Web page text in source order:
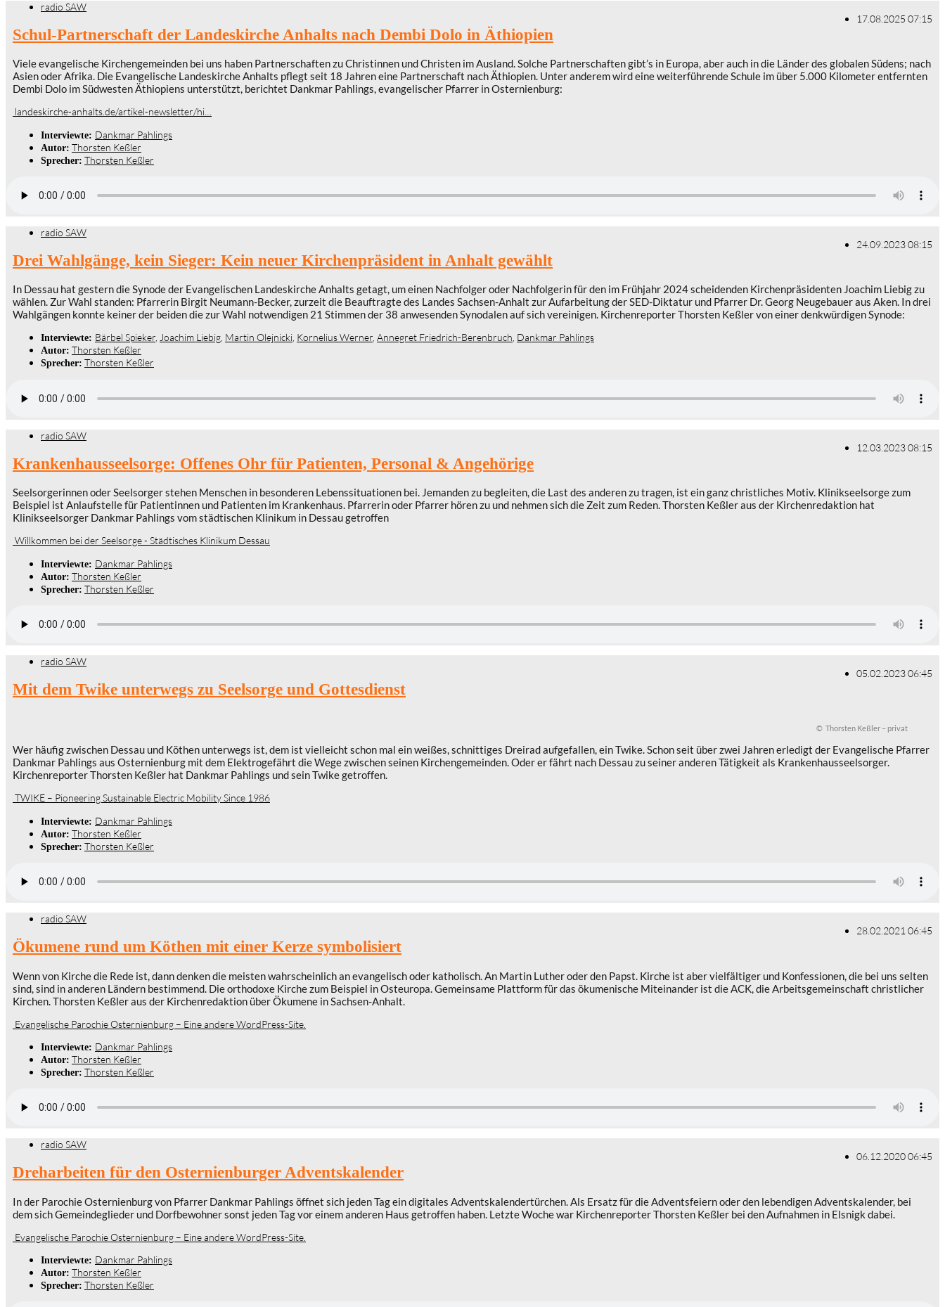
radio SAW
17.08.2025 07:15
Schul-Partnerschaft der Landeskirche Anhalts nach Dembi Dolo in Äthiopien
Viele evangelische Kirchengemeinden bei uns haben Partnerschaften zu Christinnen und Christen im Ausland. Solche Partnerschaften gibt’s in Europa, aber auch in die Länder des globalen Südens; nach
Asien oder Afrika. Die Evangelische Landeskirche Anhalts pflegt seit 18 Jahren eine Partnerschaft nach Äthiopien. Unter anderem wird eine weiterführende Schule im über 5.000 Kilometer entfernten
Dembi Dolo im Südwesten Äthiopiens unterstützt, berichtet Dankmar Pahlings, evangelischer Pfarrer in Osternienburg:
landeskirche-anhalts.de/artikel-newsletter/hi…
Interviewte: Dankmar Pahlings
Autor: Thorsten Keßler
Sprecher: Thorsten Keßler
radio SAW
24.09.2023 08:15
Drei Wahlgänge, kein Sieger: Kein neuer Kirchenpräsident in Anhalt gewählt
In Dessau hat gestern die Synode der Evangelischen Landeskirche Anhalts getagt, um einen Nachfolger oder Nachfolgerin für den im Frühjahr 2024 scheidenden Kirchenpräsidenten Joachim Liebig zu
wählen. Zur Wahl standen: Pfarrerin Birgit Neumann-Becker, zurzeit die Beauftragte des Landes Sachsen-Anhalt zur Aufarbeitung der SED-Diktatur und Pfarrer Dr. Georg Neugebauer aus Aken. In drei
Wahlgängen konnte keiner der beiden die zur Wahl notwendigen 21 Stimmen der 38 anwesenden Synodalen auf sich vereinigen. Kirchenreporter Thorsten Keßler von einer denkwürdigen Synode:
Interviewte: Bärbel Spieker, Joachim Liebig, Martin Olejnicki, Kornelius Werner, Annegret Friedrich-Berenbruch, Dankmar Pahlings
Autor: Thorsten Keßler
Sprecher: Thorsten Keßler
radio SAW
12.03.2023 08:15
Krankenhausseelsorge: Offenes Ohr für Patienten, Personal & Angehörige
Seelsorgerinnen oder Seelsorger stehen Menschen in besonderen Lebenssituationen bei. Jemanden zu begleiten, die Last des anderen zu tragen, ist ein ganz christliches Motiv. Klinikseelsorge zum
Beispiel ist Anlaufstelle für Patientinnen und Patienten im Krankenhaus. Pfarrerin oder Pfarrer hören zu und nehmen sich die Zeit zum Reden. Thorsten Keßler aus der Kirchenredaktion hat
Klinikseelsorger Dankmar Pahlings vom städtischen Klinikum in Dessau getroffen
Willkommen bei der Seelsorge - Städtisches Klinikum Dessau
Interviewte: Dankmar Pahlings
Autor: Thorsten Keßler
Sprecher: Thorsten Keßler
radio SAW
05.02.2023 06:45
Mit dem Twike unterwegs zu Seelsorge und Gottesdienst
© Thorsten Keßler – privat
Wer häufig zwischen Dessau und Köthen unterwegs ist, dem ist vielleicht schon mal ein weißes, schnittiges Dreirad aufgefallen, ein Twike. Schon seit über zwei Jahren erledigt der Evangelische Pfarrer
Dankmar Pahlings aus Osternienburg mit dem Elektrogefährt die Wege zwischen seinen Kirchengemeinden. Oder er fährt nach Dessau zu seiner anderen Tätigkeit als Krankenhausseelsorger.
Kirchenreporter Thorsten Keßler hat Dankmar Pahlings und sein Twike getroffen.
TWIKE – Pioneering Sustainable Electric Mobility Since 1986
Interviewte: Dankmar Pahlings
Autor: Thorsten Keßler
Sprecher: Thorsten Keßler
radio SAW
28.02.2021 06:45
Ökumene rund um Köthen mit einer Kerze symbolisiert
Wenn von Kirche die Rede ist, dann denken die meisten wahrscheinlich an evangelisch oder katholisch. An Martin Luther oder den Papst. Kirche ist aber vielfältiger und Konfessionen, die bei uns selten
sind, sind in anderen Ländern bestimmend. Die orthodoxe Kirche zum Beispiel in Osteuropa. Gemeinsame Plattform für das ökumenische Miteinander ist die ACK, die Arbeitsgemeinschaft christlicher
Kirchen. Thorsten Keßler aus der Kirchenredaktion über Ökumene in Sachsen-Anhalt.
Evangelische Parochie Osternienburg – Eine andere WordPress-Site.
Interviewte: Dankmar Pahlings
Autor: Thorsten Keßler
Sprecher: Thorsten Keßler
radio SAW
06.12.2020 06:45
Dreharbeiten für den Osternienburger Adventskalender
In der Parochie Osternienburg von Pfarrer Dankmar Pahlings öffnet sich jeden Tag ein digitales Adventskalendertürchen. Als Ersatz für die Adventsfeiern oder den lebendigen Adventskalender, bei
dem sich Gemeindeglieder und Dorfbewohner sonst jeden Tag vor einem anderen Haus getroffen haben. Letzte Woche war Kirchenreporter Thorsten Keßler bei den Aufnahmen in Elsnigk dabei.
Evangelische Parochie Osternienburg – Eine andere WordPress-Site.
Interviewte: Dankmar Pahlings
Autor: Thorsten Keßler
Sprecher: Thorsten Keßler